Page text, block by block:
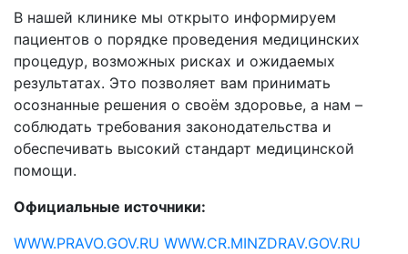
В нашей клинике мы открыто информируем
пациентов о порядке проведения медицинских
процедур, возможных рисках и ожидаемых
результатах. Это позволяет вам принимать
осознанные решения о своём здоровье, а нам –
соблюдать требования законодательства и
обеспечивать высокий стандарт медицинской
помощи.
Официальные источники:
WWW.PRAVO.GOV.RU WWW.CR.MINZDRAV.GOV.RU